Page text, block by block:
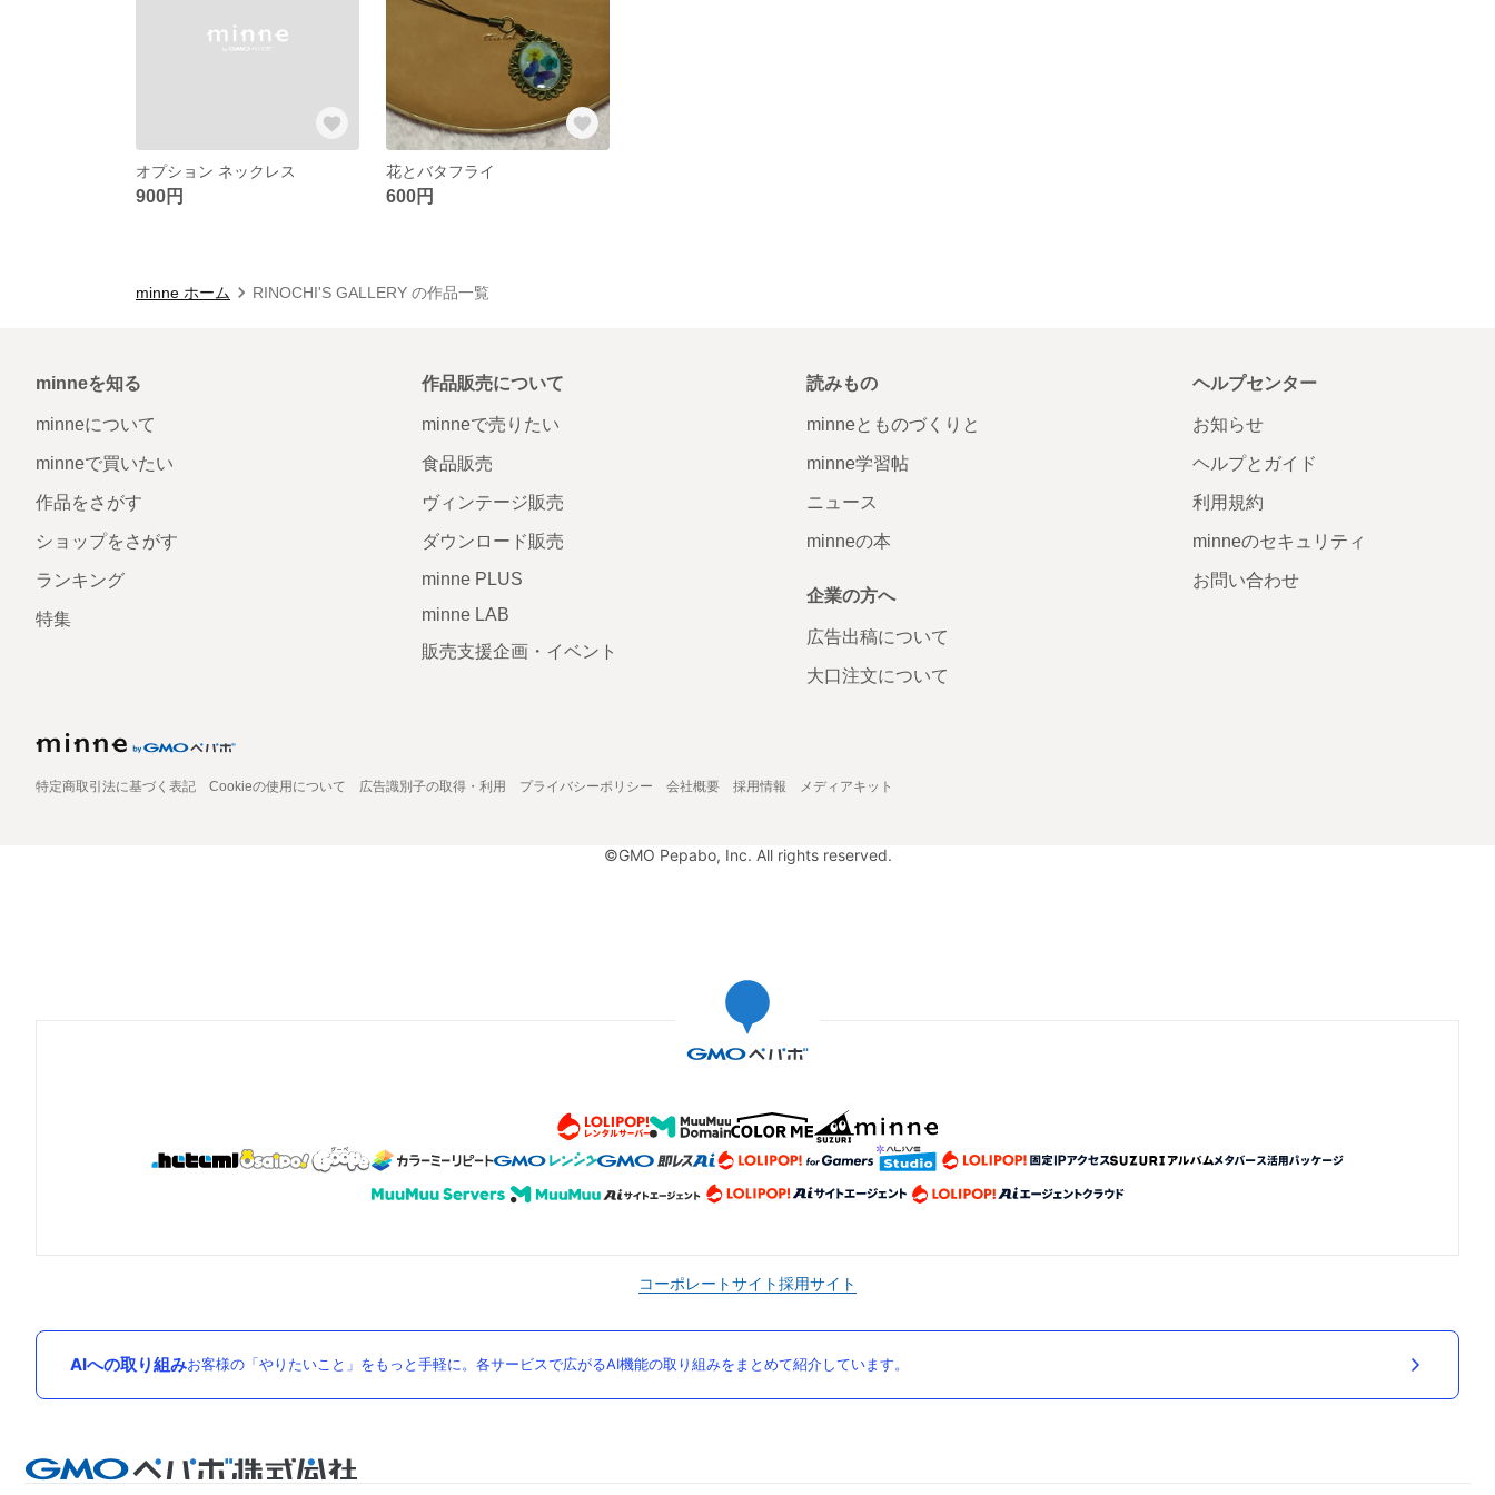
オプション ネックレス
900円
花とバタフライ
600円
minne ホーム RINOCHI'S GALLERY の作品一覧
minneを知る
minneについて
minneで買いたい
作品をさがす
ショップをさがす
ランキング
特集
作品販売について
minneで売りたい
食品販売
ヴィンテージ販売
ダウンロード販売
minne PLUS
minne LAB
販売支援企画・イベント
読みもの
minneとものづくりと
minne学習帖
ニュース
minneの本
企業の方へ
広告出稿について
大口注文について
ヘルプセンター
お知らせ
ヘルプとガイド
利用規約
minneのセキュリティ
お問い合わせ
特定商取引法に基づく表記 Cookieの使用について 広告識別子の取得・利用 プライバシーポリシー 会社概要 採用情報 メディアキット
©GMO Pepabo, Inc. All rights reserved.
コーポレートサイト採用サイト
AIへの取り組みお客様の「やりたいこと」をもっと手軽に。各サービスで広がるAI機能の取り組みをまとめて紹介しています。